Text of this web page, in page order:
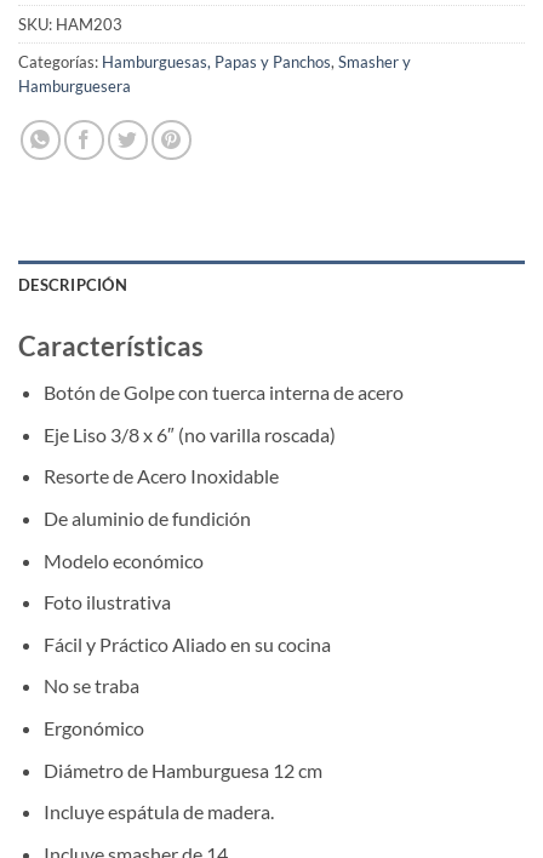
SKU: HAM203
Categorías: Hamburguesas, Papas y Panchos, Smasher y
Hamburguesera
DESCRIPCIÓN
Características
Botón de Golpe con tuerca interna de acero
Eje Liso 3/8 x 6″ (no varilla roscada)
Resorte de Acero Inoxidable
De aluminio de fundición
Modelo económico
Foto ilustrativa
Fácil y Práctico Aliado en su cocina
No se traba
Ergonómico
Diámetro de Hamburguesa 12 cm
Incluye espátula de madera.